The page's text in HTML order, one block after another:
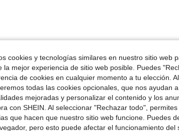
cookies y tecnologías similares en nuestro sitio web
la mejor experiencia de sitio web posible. Puedes
de cookies en cualquier momento a tu elección.
todas las cookies opcionales, que nos ayudan
mejoradas y personalizar el contenido y los
con SHEIN. Al seleccionar "Rechazar todo",
que hacen que nuestro sitio web funcione. Puedes
pero esto puede afectar el funcionamiento